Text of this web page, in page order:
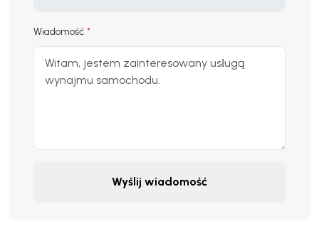
Wiadomość
Wyślij wiadomość